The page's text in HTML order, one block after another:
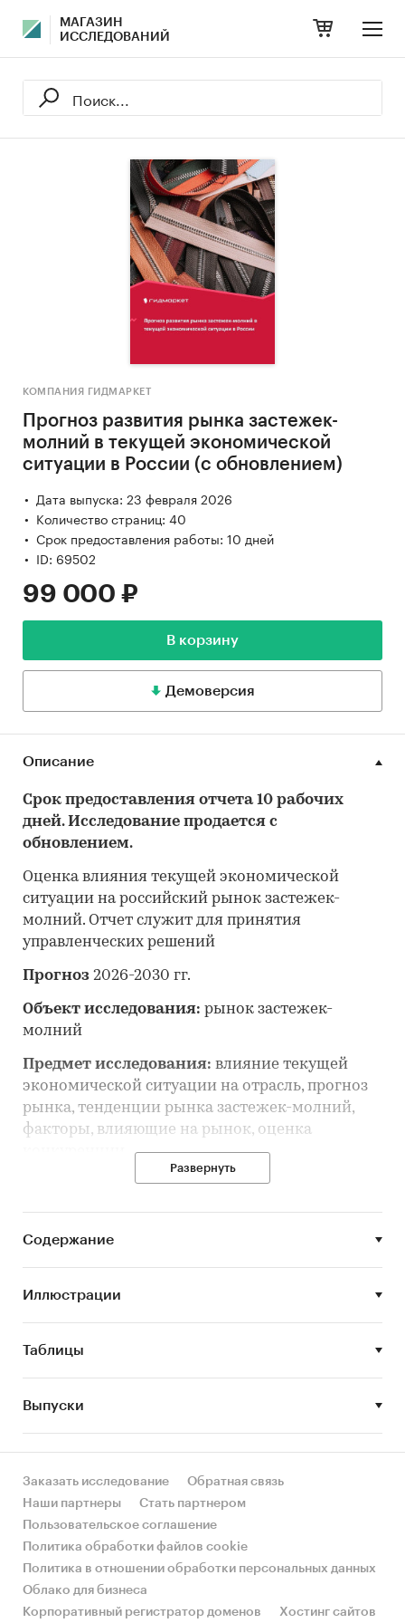
МАГАЗИН
ИССЛЕДОВАНИЙ
КОМПАНИЯ ГИДМАРКЕТ
Прогноз развития рынка застежек-
молний в текущей экономической
ситуации в России (с обновлением)
Дата выпуска: 23 февраля 2026
Количество страниц: 40
Срок предоставления работы: 10 дней
ID: 69502
99 000 ₽
В корзину
Демоверсия
Описание
Срок предоставления отчета 10 рабочих
дней. Исследование продается с
обновлением.
Оценка влияния текущей экономической
ситуации на российский рынок застежек-
молний. Отчет служит для принятия
управленческих решений
Прогноз 2026-2030 гг.
Объект исследования: рынок застежек-
молний
Предмет исследования: влияние текущей
экономической ситуации на отрасль, прогноз
рынка, тенденции рынка застежек-молний,
факторы, влияющие на рынок, оценка
Анализ и прогноз рынка застежек-молний
сегментов.
развития рынка застежек-молний
Задачи исследования:
STEP-анализ факторов, влияющих на рынок
застежек-молний
Описание основных конкурентов
Оценка текущих тенденций и перспектив
Анализ влияния кризисов на отрасль
Развернуть
Содержание
Иллюстрации
Таблицы
Выпуски
Заказать исследование
Обратная связь
Наши партнеры
Стать партнером
Пользовательское соглашение
Политика обработки файлов cookie
Политика в отношении обработки персональных данных
Облако для бизнеса
Корпоративный регистратор доменов
Хостинг сайтов